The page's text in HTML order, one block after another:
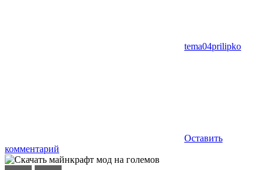
tema04prilipko
Оставить
комментарий